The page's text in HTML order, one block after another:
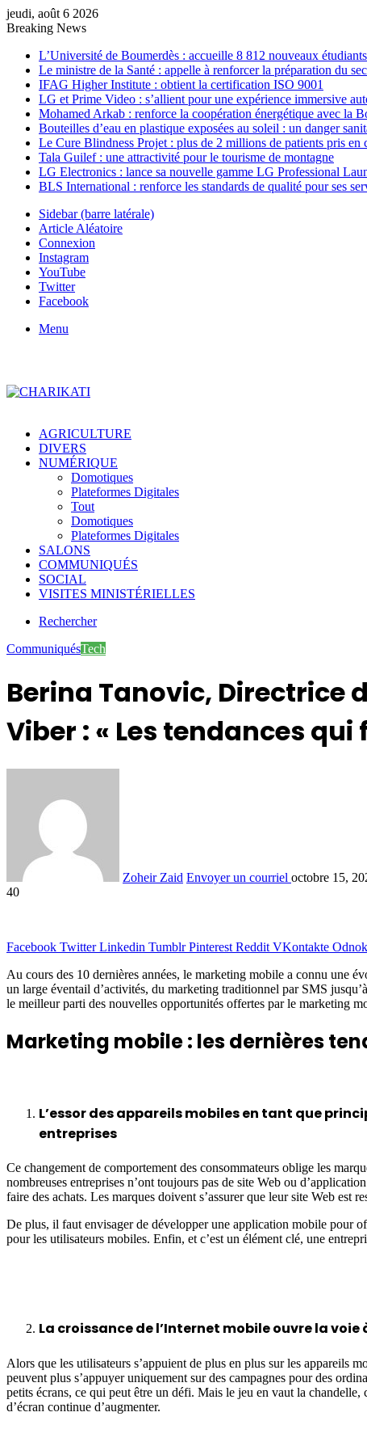
jeudi, août 6 2026
Breaking News
L’Université de Boumerdès : accueille 8 812 nouveaux
Le ministre de la Santé : appelle à renforcer la préparation du
IFAG Higher Institute : obtient la certification ISO 9001
LG et Prime Video : s’allient pour une expérience immersive
Mohamed Arkab : renforce la coopération énergétique avec la
Bouteilles d’eau en plastique exposées au soleil : un danger
Le Cure Blindness Projet : plus de 2 millions de patients pris en
Tala Guilef : une attractivité pour le tourisme de montagne
LG Electronics : lance sa nouvelle gamme LG Professional
BLS International : renforce les standards de qualité pour ses
Sidebar (barre latérale)
Article Aléatoire
Connexion
Instagram
YouTube
Twitter
Facebook
Menu
AGRICULTURE
DIVERS
NUMÉRIQUE
Domotiques
Plateformes Digitales
Tout
Domotiques
Plateformes Digitales
SALONS
COMMUNIQUÉS
SOCIAL
VISITES MINISTÉRIELLES
Rechercher
CommuniquésTech
Berina Tanovic, Directrice
Viber : « Les tendances
Zoheir Zaid Envoyer un courriel octobre 15,
40
Facebook Twitter Linkedin Tumblr Pinterest Reddit VKontakte
Au cours des 10 dernières années, le marketing mobile a connu une
un large éventail d’activités, du marketing traditionnel par SMS
le meilleur parti des nouvelles opportunités offertes par le marketing
Marketing mobile : les dernières
L’essor des appareils mobiles en tant que
entreprises
Ce changement de comportement des consommateurs oblige les
nombreuses entreprises n’ont toujours pas de site Web ou
faire des achats. Les marques doivent s’assurer que leur site Web est
De plus, il faut envisager de développer une application mobile pour
pour les utilisateurs mobiles. Enfin, et c’est un élément clé, une
La croissance de l’Internet mobile ouvre la
Alors que les utilisateurs s’appuient de plus en plus sur les appareils
peuvent plus s’appuyer uniquement sur des campagnes pour des
petits écrans, ce qui peut être un défi. Mais le jeu en vaut la
d’écran continue d’augmenter.